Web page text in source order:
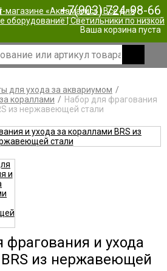
+7(903) 724-98-66
Ваша корзина пуста
для ухода за аквариумом
кораллами
Набор для фрагования
из нержавеющей стали
фрагования и ухода
из нержавеющей